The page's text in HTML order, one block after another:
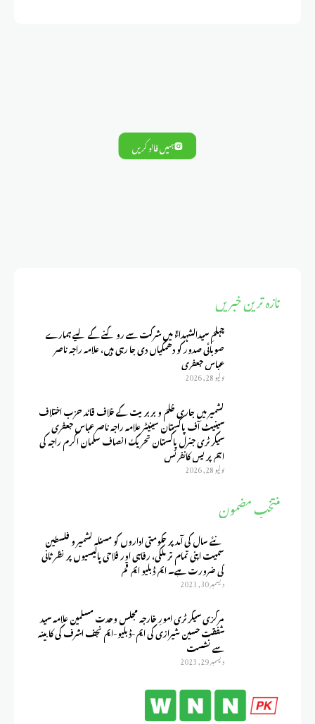
ہمیں فالو کریں
تازہ ترین خبریں
چہلمِ سیدالشہداءؑ میں شرکت سے روکنے کے لیے ہمارے
صوبائی صدور کو دھمکیاں دی جا رہی ہیں، علامہ راجہ ناصر
عباس جعفری
يوليو 28, 2026
کشمیر میں جاری ظلم و بربریت کے خلاف قائد حزب اختلاف
سینیٹ آف پاکستان سینیٹر علامہ راجہ ناصر عباس جعفری
سیکرٹری جنرل پاکستان تحریک انصاف سلمان اکرم راجہ کی
اہم پریس کانفرنس
يوليو 28, 2026
منتخب مضمون
نئے سال کی آمد پر حکومتی اداروں کو مسئلہ کشمیر و فلسطین
سمیت اپنی تمام تر ملکی، رفاہی اور فلاحی پالیسیوں پر نظر ثانی
کی ضرورت ہے۔ ایم ڈبلیو ایم قم
ديسمبر 30, 2023
مرکزی سیکرٹری امورِ خارجہ مجلس وحدت مسلمین علامہ سید
شفقت حسین شیرازی کی ایم-ڈبلیو-ایم نجف اشرف کی کابینہ
سے نشست
ديسمبر 29, 2023